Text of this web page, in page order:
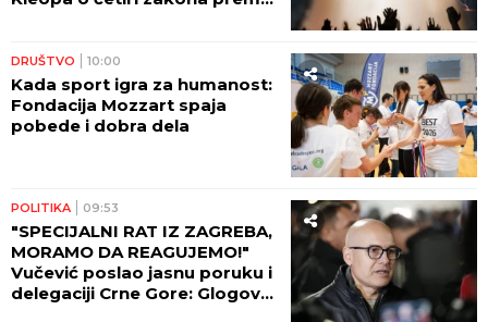
DRUŠTVO 10:00
Kada sport igra za humanost:
Fondacija Mozzart spaja
pobede i dobra dela
POLITIKA 09:53
"SPECIJALNI RAT IZ ZAGREBA,
MORAMO DA REAGUJEMO!"
Vučević poslao jasnu poruku i
delegaciji Crne Gore: Glogov